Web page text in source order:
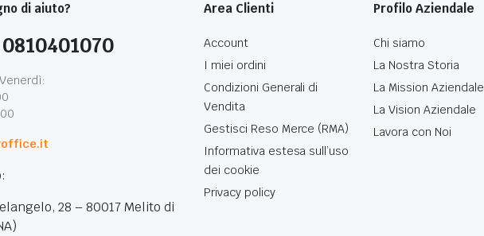
di aiuto?
28 – 80017 Melito di
Area Clienti
Account
I miei ordini
Condizioni Generali di
Vendita
Gestisci Reso Merce (RMA)
Informativa estesa sull’uso
dei cookie
Privacy policy
Profilo Aziendale
Chi siamo
La Nostra Storia
La Mission Aziendale
La Vision Aziendale
Lavora con Noi